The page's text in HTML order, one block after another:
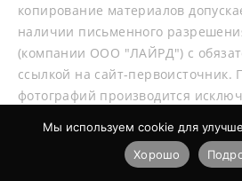
копирование материалов
наличии письменного
(компании ООО "ЛАЙРД") с
ссылкой на сайт-первоисточник.
фотографий производится
Мы используем cookie для
Хорошо